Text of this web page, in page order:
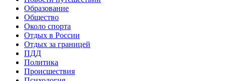
Образование
Общество
Около спорта
Отдых в России
Отдых за границей
ПДД
Политика
Происшествия